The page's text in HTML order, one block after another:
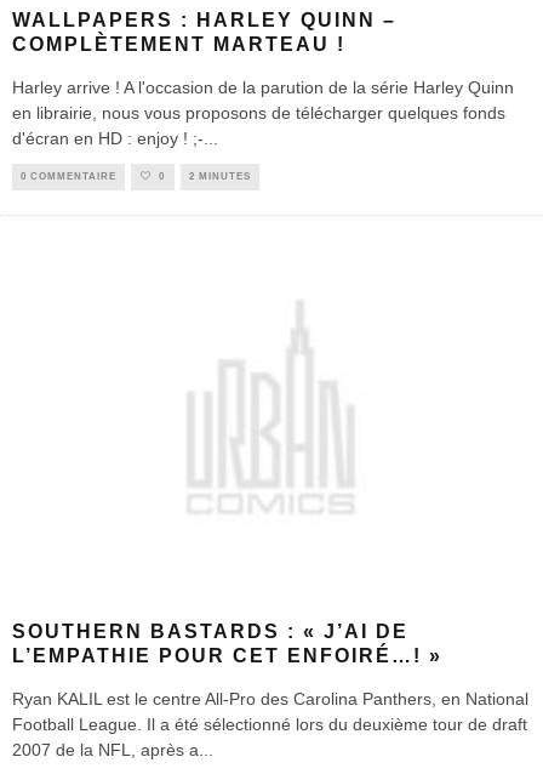
WALLPAPERS : HARLEY QUINN –
COMPLÈTEMENT MARTEAU !
Harley arrive ! A l'occasion de la parution de la série Harley Quinn
en librairie, nous vous proposons de télécharger quelques fonds
d'écran en HD : enjoy ! ;-
0 COMMENTAIRE 0 2 MINUTES
SOUTHERN BASTARDS : « J’AI DE
L’EMPATHIE POUR CET ENFOIRÉ…! »
Ryan KALIL est le centre All-Pro des Carolina Panthers, en National
Football League. Il a été sélectionné lors du deuxième tour de draft
2007 de la NFL, après a